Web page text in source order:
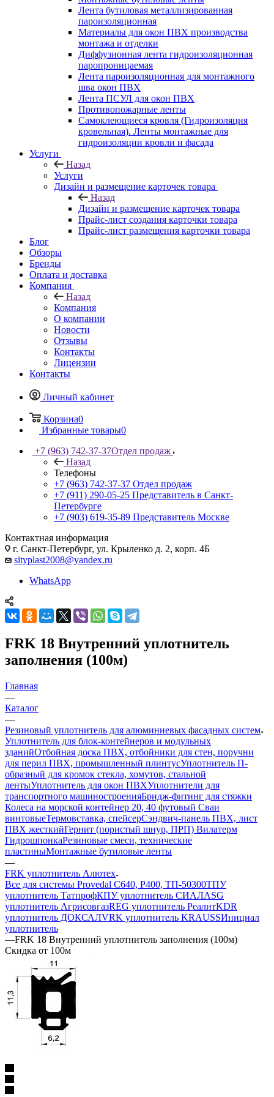
Лента бутиловая металлизированная
пароизоляционная
Материалы для окон ПВХ производства
монтажа и отделки
Диффузионная лента гидроизоляционная
паропроницаемая
Лента пароизоляционная для монтажного
шва окон ПВХ
Лента ПСУЛ для окон ПВХ
Противопожарные ленты
Самоклеющиеся кровля (Гидроизоляция
кровельная). Ленты монтажные для
гидроизоляции кровли и фасада
Услуги
Назад
Услуги
Дизайн и размещение карточек товара
Назад
Дизайн и размещение карточек товара
Прайс-лист создания карточки товара
Прайс-лист размещения карточки товара
Блог
Обзоры
Бренды
Оплата и доставка
Компания
Назад
Компания
О компании
Новости
Отзывы
Контакты
Лицензии
Контакты
Личный кабинет
Корзина0
Избранные товары0
+7 (963) 742-37-37Отдел продаж
Назад
Телефоны
+7 (963) 742-37-37 Отдел продаж
+7 (911) 290-05-25 Представитель в Санкт-
Петербурге
+7 (903) 619-35-89 Представитель Москве
Контактная информация
г. Санкт-Петербург, ул. Крыленко д. 2, корп. 4Б
sityplast2008@yandex.ru
WhatsApp
FRK 18 Внутренний уплотнитель
заполнения (100м)
Главная
—
Каталог
—
Резиновый уплотнитель для алюминиевых фасадных систем
Уплотнитель для блок-контейнеров и модульных
зданийОтбойная доска ПВХ, отбойники для стен, поручни
для перил ПВХ, промышленный плинтусУплотнитель П-
образный для кромок стекла, хомутов, стальной
лентыУплотнитель для окон ПВХУплотнители для
транспортного машиностроенияБридж-фитинг для стяжки
Колеса на морской контейнер 20, 40 футовый Сваи
винтовыеТермовставка, спейсерСэндвич-панель ПВХ, лист
ПВХ жесткийГернит (пористый шнур, ПРП) Вилатерм
ГидрошпонкаРезиновые смеси, технические
пластиныМонтажные бутиловые ленты
—
FRK уплотнитель Алютех
Все для системы Provedal С640, Р400, ТП-50300ТПУ
уплотнитель ТатпрофКПУ уплотнитель СИАЛASG
уплотнитель АгрисовгазREG уплотнитель РеалитKDR
уплотнитель ДОКСАЛVRK уплотнитель KRAUSSИнициал
уплотнитель
—FRK 18 Внутренний уплотнитель заполнения (100м)
Скидка от 100м